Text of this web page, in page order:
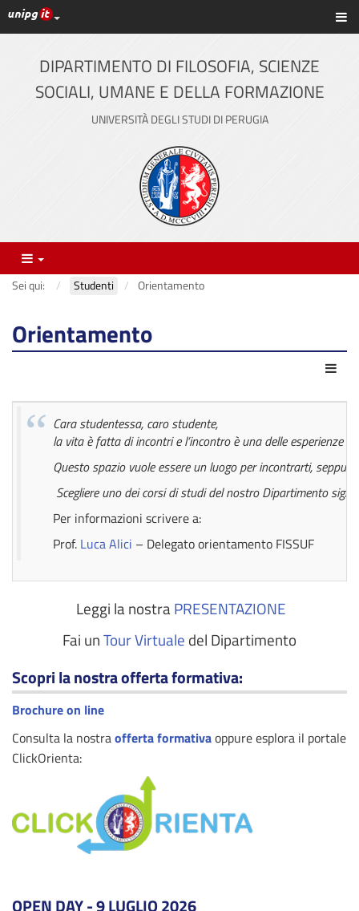
Vai
al
contenuto
principale
Link ai principali servizi web di Ateneo
DIPARTIMENTO DI FILOSOFIA, SCIENZE
SOCIALI, UMANE E DELLA FORMAZIONE
UNIVERSITÀ DEGLI STUDI DI PERUGIA
Menu
Sei qui: Studenti Orientamento
Orientamento
Cara studentessa, caro studente,
la vita è fatta di incontri e l’incontro è una delle esperienze
Questo spazio vuole essere un luogo per incontrarti,
Scegliere uno dei corsi di studi del nostro Dipartimento
Per informazioni scrivere a:
Prof. Luca Alici – Delegato orientamento FISSUF
Leggi la nostraPRESENTAZIONE
Fai unTour Virtuale del Dipartimento
Scopri la nostra offerta formativa:
Brochure on line
Consulta la nostraofferta formativaoppure esplora il portale
ClickOrienta:
OPEN DAY - 9 LUGLIO 2026